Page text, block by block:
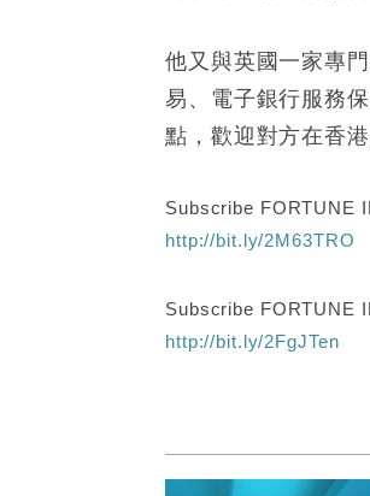
他又與英國一家專
易、電子銀行服務
點，歡迎對方在香
Subscribe FORTUNE
http://bit.ly/2M63TRO
Subscribe FORTUNE
http://bit.ly/2FgJTen